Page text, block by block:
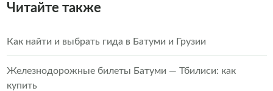
Читайте также
Как найти и выбрать гида в Батуми и Грузии
Железнодорожные билеты Батуми — Тбилиси: как
купить